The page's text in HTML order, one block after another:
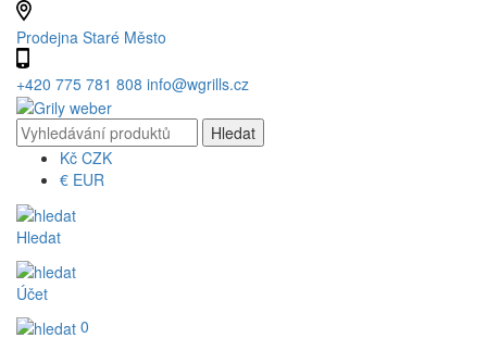
Prodejna Staré Město
+420 775 781 808 info@wgrills.cz
Kč CZK
€ EUR
Hledat
Účet
0